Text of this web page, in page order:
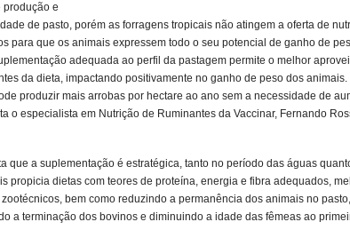
produção e
de pasto, porém as forragens tropicais não atingem a oferta de
para que os animais expressem todo o seu potencial de ganho de
adequada ao perfil da pastagem permite o melhor
da dieta, impactando positivamente no ganho de peso dos animais.
produzir mais arrobas por hectare ao ano sem a necessidade de
o especialista em Nutrição de Ruminantes da Vaccinar, Fernando
que a suplementação é estratégica, tanto no período das águas
propicia dietas com teores de proteína, energia e fibra adequados,
bem como reduzindo a permanência dos animais no pasto,
a terminação dos bovinos e diminuindo a idade das fêmeas ao